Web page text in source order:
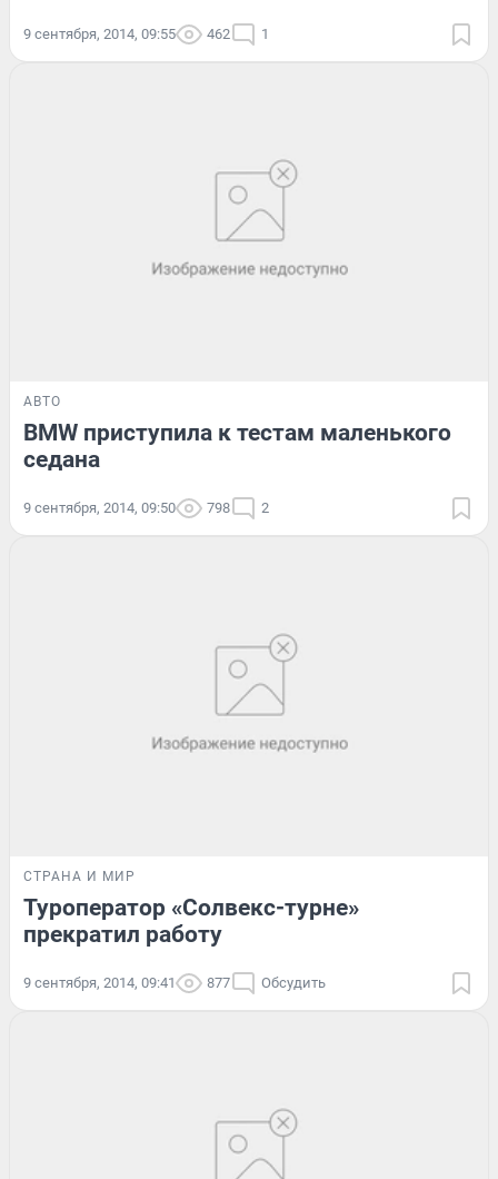
9 сентября, 2014, 09:55 462 1
АВТО
BMW приступила к тестам маленького
седана
9 сентября, 2014, 09:50 798 2
СТРАНА И МИР
Туроператор «Солвекс-турне»
прекратил работу
9 сентября, 2014, 09:41 877 Обсудить